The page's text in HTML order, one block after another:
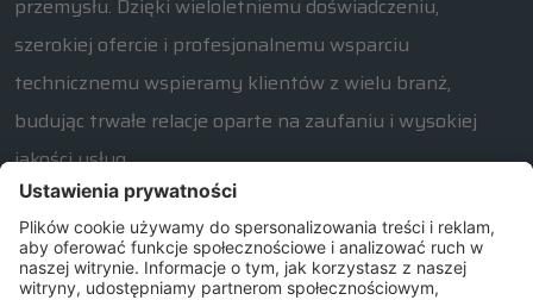
przemysłu. Dzięki wieloletniemu doświadczeniu,
szerokiej ofercie i profesjonalnemu wsparciu
technicznemu wspieramy klientów z wielu branż,
budując trwałe relacje oparte na zaufaniu i wysokiej
jakości usług.
W razie jakichkolwiek pytań związanych z naszą ofertą
prosimy o kontakt od poniedziałku do piątku w
godzinach 7:30 – 15:30.